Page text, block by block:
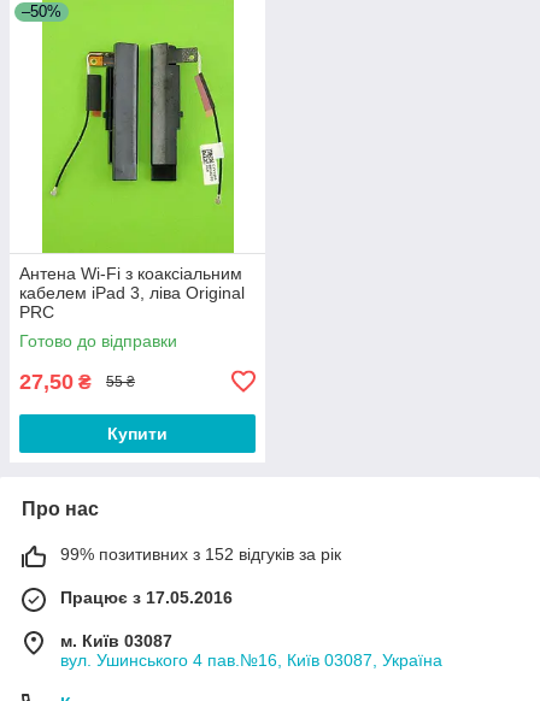
–50%
Антена Wi-Fi з коаксіальним
кабелем iPad 3, ліва Original
PRC
Готово до відправки
27,50 ₴ 55 ₴
Купити
Про нас
99% позитивних з 152 відгуків за рік
Працює з 17.05.2016
м. Київ 03087
вул. Ушинського 4 пав.№16, Київ 03087, Україна